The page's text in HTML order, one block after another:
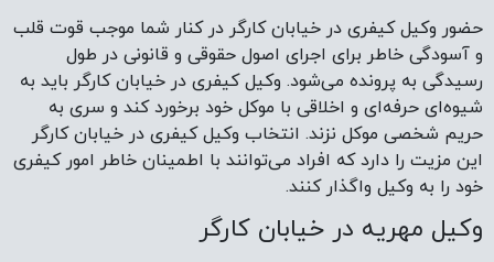
حضور وکیل کیفری در خیابان کارگر در کنار شما موجب قوت قلب
و آسودگی خاطر برای اجرای اصول حقوقی و قانونی در طول
رسیدگی به پرونده می‌شود. وکیل کیفری در خیابان کارگر باید به
شیوه‌ای حرفه‌ای و اخلاقی با موکل خود برخورد کند و سری به
حریم شخصی موکل نزند. انتخاب وکیل کیفری در خیابان کارگر
این مزیت را دارد که افراد می‌توانند با اطمینان خاطر امور کیفری
خود را به وکیل واگذار کنند.
وکیل مهریه در خیابان کارگر